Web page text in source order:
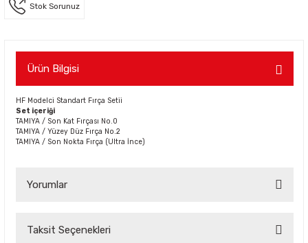
Stok Sorunuz
Ürün Bilgisi
HF Modelci Standart Fırça Setii
Set içeriği
TAMIYA / Son Kat Fırçası No.0
TAMIYA / Yüzey Düz Fırça No.2
TAMIYA / Son Nokta Fırça (Ultra İnce)
Yorumlar
Taksit Seçenekleri